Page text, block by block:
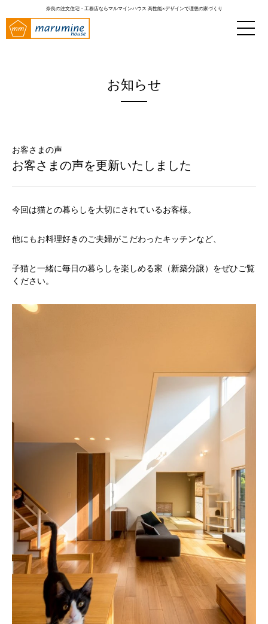
奈良の注文住宅・工務店ならマルマインハウス 高性能×デザインで理想の家づくり
お知らせ
お客さまの声
お客さまの声を更新いたしました
今回は猫との暮らしを大切にされているお客様。
他にもお料理好きのご夫婦がこだわったキッチンなど、
子猫と一緒に毎日の暮らしを楽しめる家（新築分譲）をぜひご覧
ください。